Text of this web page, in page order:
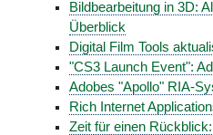
Bildbearbeitung in 3D:
Überblick
Digital Film Tools
"CS3 Launch Event":
Adobes "Apollo" RIA-
Rich Internet
Zeit für einen